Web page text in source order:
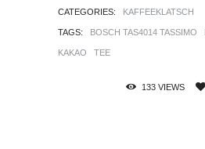
CATEGORIES: KAFFEEKLATSCH
TAGS: BOSCH TAS4014 TASSIMO
KAKAO TEE
133VIEWS